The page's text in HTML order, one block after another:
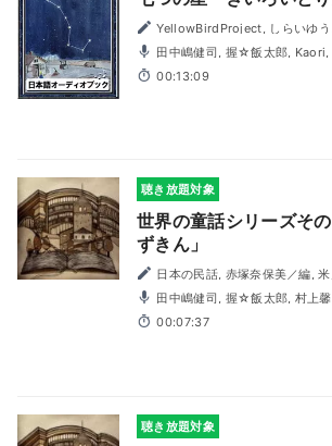
YellowBirdProject, しらいゆう
田中嶋健司, 握☆飯太郎, Kaori,
00:13:09
聴き放題対象
世界の童話シリーズそ
ずきん」
日本の民話, 赤塚奈保美／編,
田中嶋健司, 握☆飯太郎, 村上
00:07:37
聴き放題対象